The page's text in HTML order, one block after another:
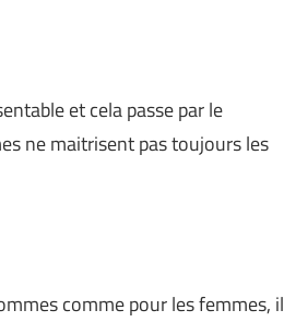
et cela passe par le
ne maitrisent pas toujours les
comme pour les femmes, il